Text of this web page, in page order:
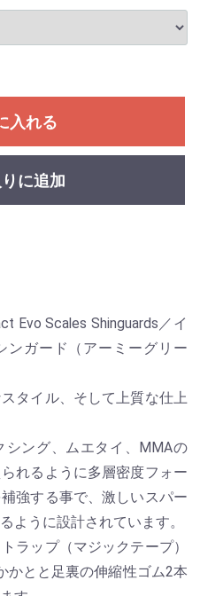
入れる
に追加
Evo Scales Shinguards／イ
ンガード（アーミーグリー
タイル、そして上質な仕上
シング、ムエタイ、MMAの
れるように多層密度フォー
強する事で、激しいスパー
ように設計されています。
ラップ（マジックテープ）
かとと足裏の伸縮性ゴム2本